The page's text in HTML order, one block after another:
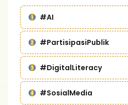
#AI
#PartisipasiPublik
#DigitalLiteracy
#SosialMedia